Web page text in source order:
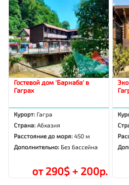
Гостевой дом 'Барнаба' в
Гаграх
Курорт: Гагра
Страна:Абхазия
Расстояние до моря:450 м
Дополнительно: Без бассейна
от 290$ + 200р.